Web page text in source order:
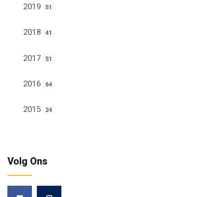
2019 51
2018 41
2017 51
2016 64
2015 24
Volg Ons